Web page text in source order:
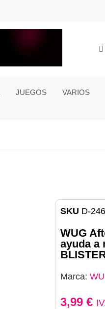
JUEGOS VARIOS
SKU D-
WUG
ayuda a
Marca:
3,99 €